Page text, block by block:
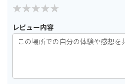
レビュー内容